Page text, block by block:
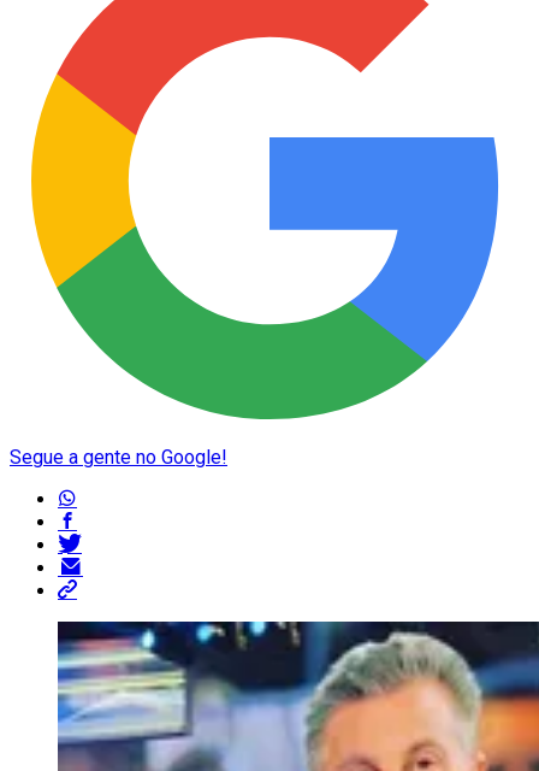
Segue a gente no Google!